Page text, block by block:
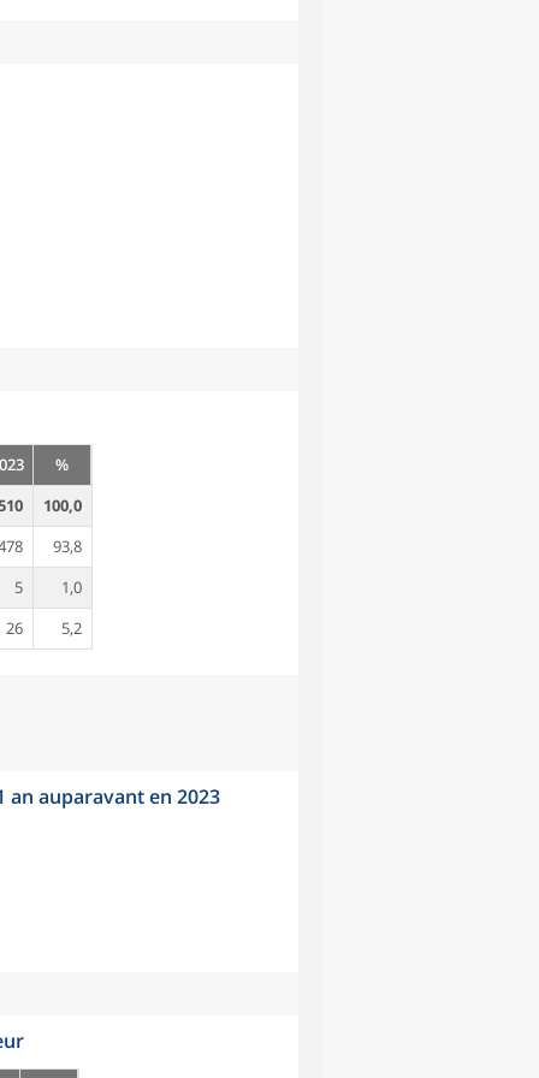
%
100,0
93,8
5
1,0
26
5,2
an auparavant en 2023